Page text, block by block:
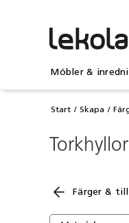
Möbler &
Start Skapa
Färger &